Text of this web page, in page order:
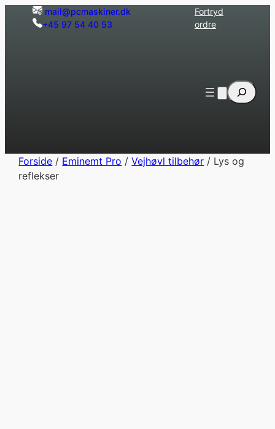
Spring mail@pcmaskiner.dk
+45 97 54 40 53
Fortryd
ordre
Søg
Forside / Eminemt Pro /Vejhøvl tilbehør / Lys og
reflekser